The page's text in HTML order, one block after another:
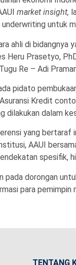
market insight,
untuk
ahli di
Prasetyo,
Re – Adi
pidato
Kredit
dilakukan dalam
yang bertaraf
AAUI
spesifik,
pada dorongan
para pemimpin
TENTANG